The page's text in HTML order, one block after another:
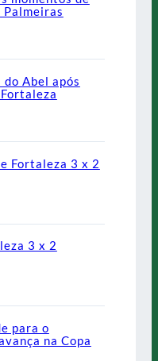
Abel após
Fortaleza 3 x 2
3 x 2
para o
na Copa